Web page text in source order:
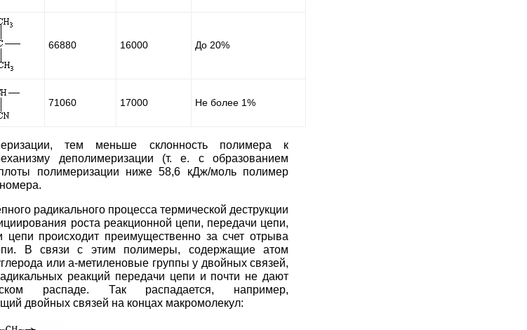
66880 16000 До 20%
71060 17000 Не более 1%
тем меньше склонность полимера к
деполимеризации (т. е. с образованием
полимеризации ниже 58,6 кДж/моль полимер
радикального процесса термической деструкции
роста реакционной цепи, передачи цепи,
происходит преимущественно за счет отрыва
В связи с этим полимеры, содержащие атом
или a-метиленовые группы у двойных связей,
реакций передачи цепи и почти не дают
распаде. Так распадается, например,
двойных связей на концах макромолекул: